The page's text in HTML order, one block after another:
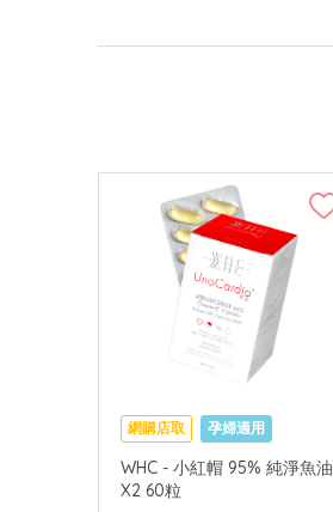
網購店取 孕婦適用
WHC - 小紅帽 95% 純淨魚油
X2 60粒